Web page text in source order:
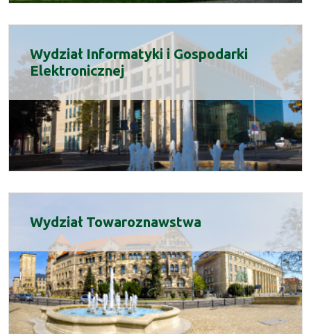
Wydział Informatyki i Gospodarki
Elektronicznej
Wydział Towaroznawstwa